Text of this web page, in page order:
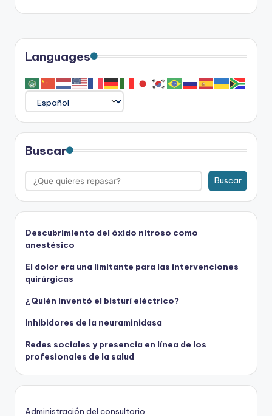
Languages
Buscar
Buscar
Descubrimiento del óxido nitroso como
anestésico
El dolor era una limitante para las intervenciones
quirúrgicas
¿Quién inventó el bisturí eléctrico?
Inhibidores de la neuraminidasa
Redes sociales y presencia en línea de los
profesionales de la salud
Administración del consultorio